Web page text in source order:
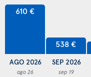
610 €
AGO 2026
ago 26
538 €
SEP 2026
sep 19